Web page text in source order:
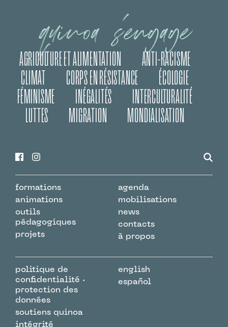
quinoa s’engage
AGRICULTURE ET ALIMENTATION
ANTI-RACISME
CLIMAT
CORPS EN RÉSISTANCE
ÉCOLOGIE
FÉMINISME
INÉGALITÉS
INTERCULTURALITÉ
LUTTES
MIGRATION MONDIALISATION
formations
animations
outils
pédagogiques
projets
agenda
mobilisations
news
contacts
à propos
politique de
confidentialité ·
protection des
données
soutiens quinoa
intégrité
english
español